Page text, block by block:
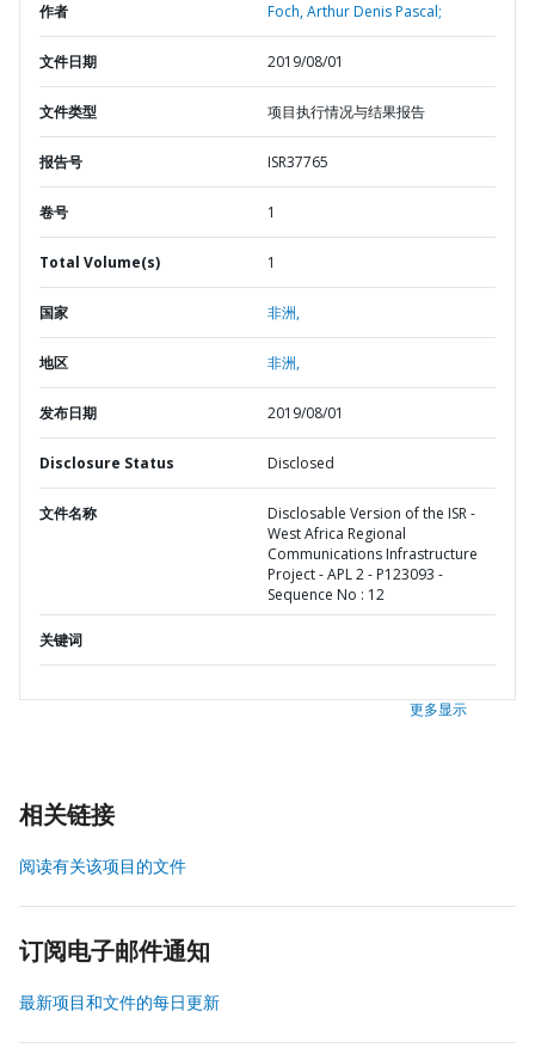
作者 Foch, Arthur Denis Pascal;
文件日期 2019/08/01
文件类型 项目执行情况与结果报告
报告号 ISR37765
卷号 1
Total Volume(s) 1
国家 非洲,
地区 非洲,
发布日期 2019/08/01
Disclosure Status Disclosed
文件名称
Disclosable Version of the ISR -
West Africa Regional
Communications Infrastructure
Project - APL 2 - P123093 -
Sequence No : 12
关键词
更多显示
相关链接
阅读有关该项目的文件
订阅电子邮件通知
最新项目和文件的每日更新